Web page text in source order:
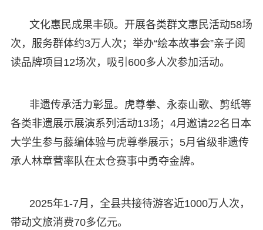
文化惠民成果丰硕。开展各类群文惠民活动58场
次，服务群体约3万人次；举办“绘本故事会”亲子阅
读品牌项目12场次，吸引600多人次参加活动。
非遗传承活力彰显。虎尊拳、永泰山歌、剪纸等
各类非遗展示展演系列活动13场；4月邀请22名日本
大学生参与藤编体验与虎尊拳展示；5月省级非遗传
承人林章营率队在太仓赛事中勇夺金牌。
2025年1-7月，全县共接待游客近1000万人次，
带动文旅消费70多亿元。